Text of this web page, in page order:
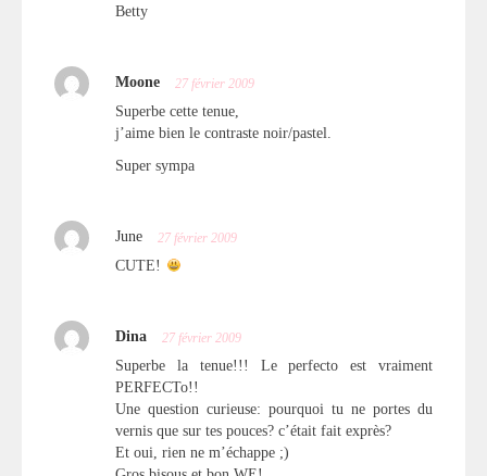
Betty
Moone 27 février 2009
Superbe cette tenue,
j’aime bien le contraste noir/pastel.
Super sympa
June 27 février 2009
CUTE!
Dina 27 février 2009
Superbe la tenue!!! Le perfecto est vraiment
PERFECTo!!
Une question curieuse: pourquoi tu ne portes du
vernis que sur tes pouces? c’était fait exprès?
Et oui, rien ne m’échappe ;)